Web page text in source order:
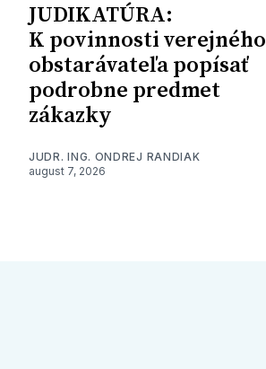
JUDIKATÚRA:
K povinnosti verejného
obstarávateľa popísať
podrobne predmet
zákazky
JUDR. ING. ONDREJ RANDIAK
august 7, 2026